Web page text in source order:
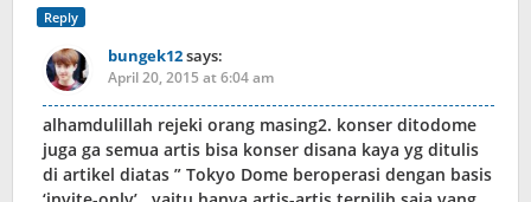
Reply
bungek12says:
April 20, 2015 at 6:04 am
alhamdulillah rejeki orang masing2. konser ditodome
juga ga semua artis bisa konser disana kaya yg ditulis
di artikel diatas ” Tokyo Dome beroperasi dengan basis